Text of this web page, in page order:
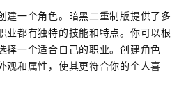
建一个角色。暗黑二重制版提供了多
业都有独特的技能和特点。你可以根
择一个适合自己的职业。创建角色
观和属性，使其更符合你的个人喜